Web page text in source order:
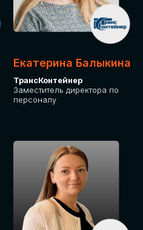
Екатерина Балыкина
ТрансКонтейнер
Заместитель директора по
персоналу